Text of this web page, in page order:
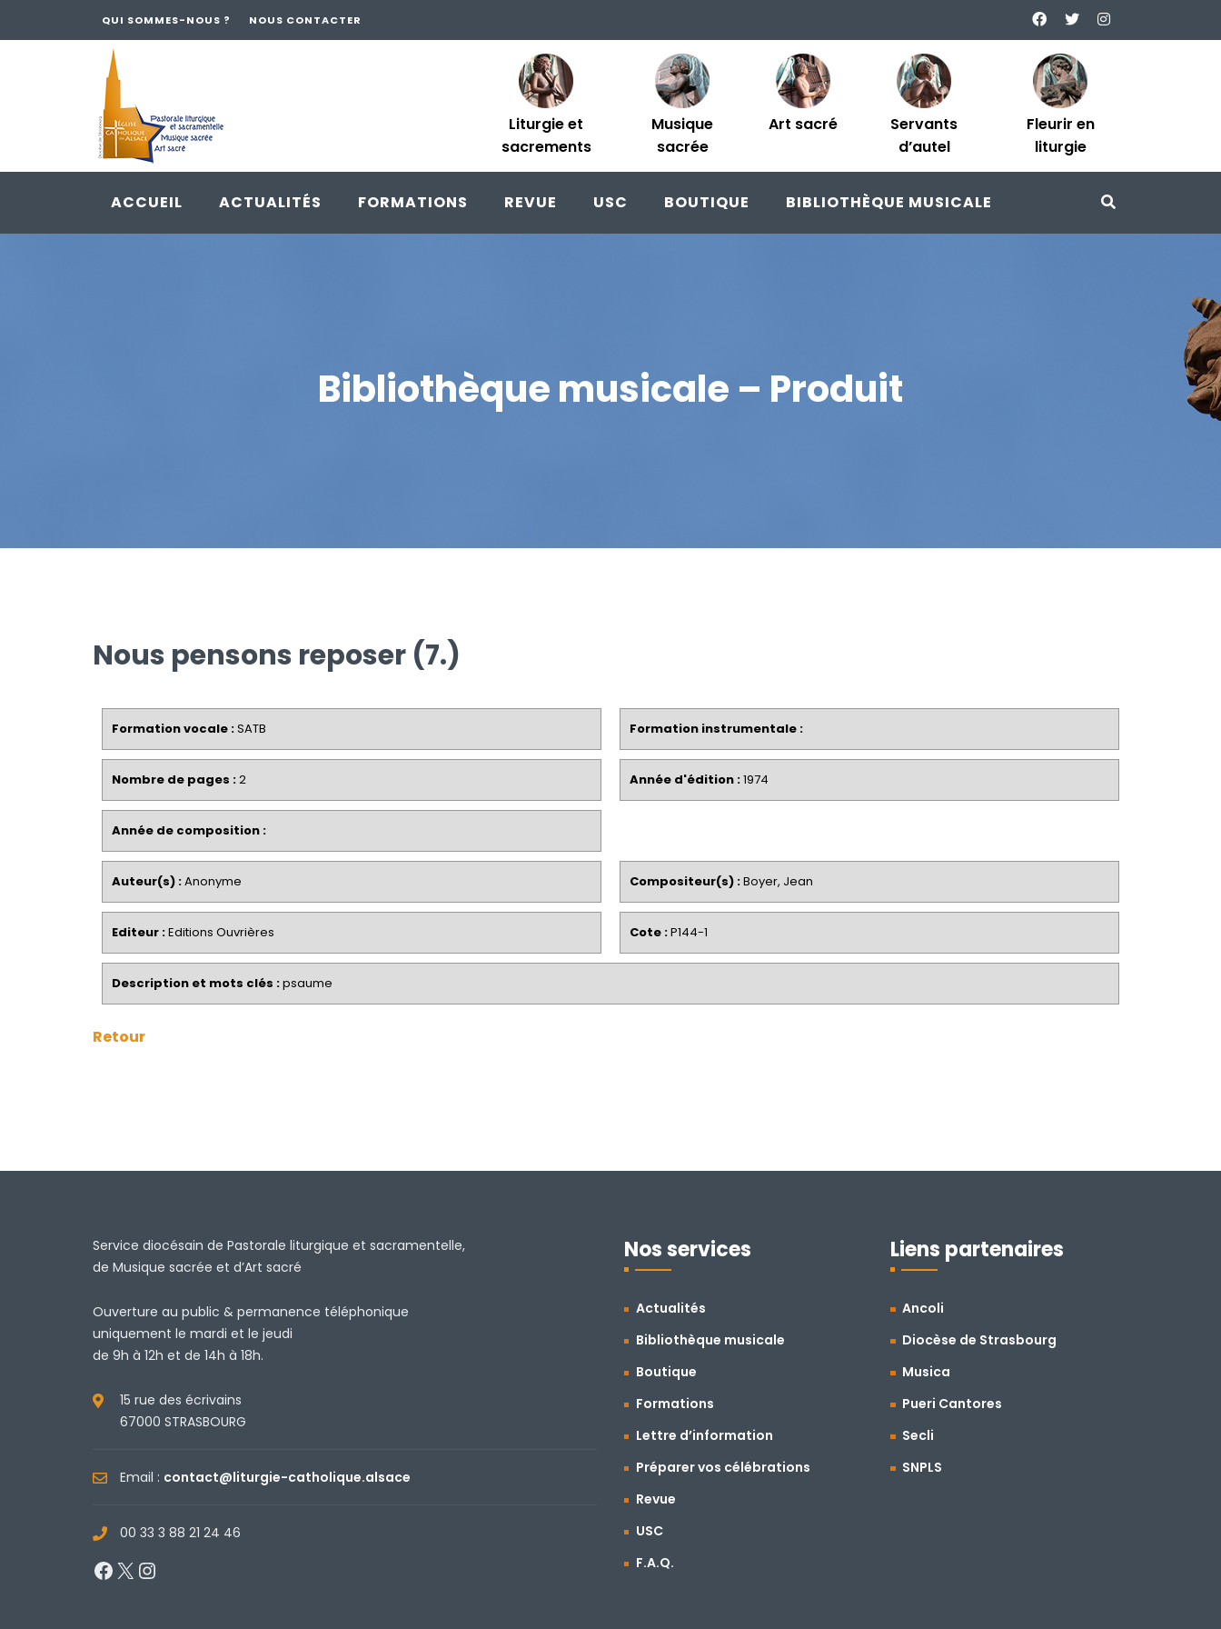
Skip
QUI SOMMES-NOUS ? NOUS CONTACTER
Liturgie et
sacrements
Musique
sacrée
Art sacré
Servants
d’autel
Fleurir en
liturgie
ACCUEIL ACTUALITÉS FORMATIONS REVUE USC BOUTIQUE BIBLIOTHÈQUE MUSICALE
Bibliothèque musicale – Produit
Nous pensons reposer (7.)
Formation vocale :SATB Formation instrumentale :
Nombre de pages :2 Année d'édition :1974
Année de composition :
Auteur(s) :Anonyme Compositeur(s) :Boyer, Jean
Editeur :Editions Ouvrières Cote :P144-1
Description et mots clés :psaume
Retour
Service diocésain de Pastorale liturgique et sacramentelle,
de Musique sacrée et d’Art sacré
Ouverture au public & permanence téléphonique
uniquement le mardi et le jeudi
de 9h à 12h et de 14h à 18h.
15 rue des écrivains
67000 STRASBOURG
Email : contact@liturgie-catholique.alsace
00 33 3 88 21 24 46
Facebook
X
Nos services
Actualités
Bibliothèque musicale
Boutique
Formations
Lettre d’information
Préparer vos célébrations
Revue
USC
F.A.Q.
Liens partenaires
Ancoli
Diocèse de Strasbourg
Musica
Pueri Cantores
Secli
SNPLS